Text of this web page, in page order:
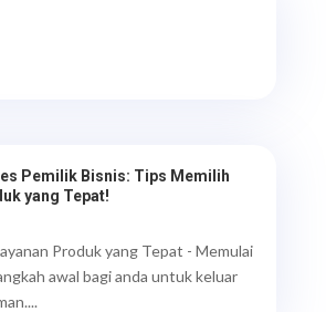
Pemilik Bisnis: Tips Memilih
yang Tepat!
Produk yang Tepat - Memulai
awal bagi anda untuk keluar